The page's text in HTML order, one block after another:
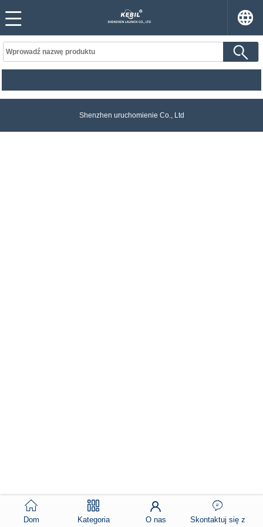
Shenzhen uruchomienie Co., Ltd
Dom Kategoria O nas
Skontaktuj się z